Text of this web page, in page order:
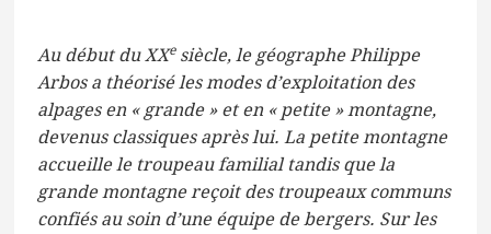
Au début du XXesiècle, le géographe Philippe
Arbos a théorisé les modes d’exploitation des
alpages en « grande » et en « petite » montagne,
devenus classiques après lui. La petite montagne
accueille le troupeau familial tandis que la
grande montagne reçoit des troupeaux communs
confiés au soin d’une équipe de bergers. Sur les